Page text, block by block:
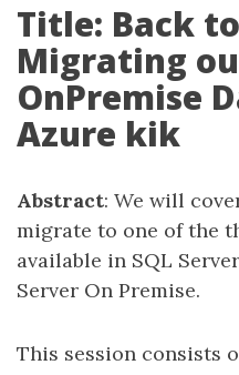
Title: Back
Migrating
OnPremise
Azure kik
Abstract: We will
migrate to one of the
available in SQL
Server On Premise.
This session consists